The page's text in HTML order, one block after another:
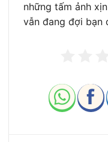
những tấm ảnh
vẫn đang đợi bạn